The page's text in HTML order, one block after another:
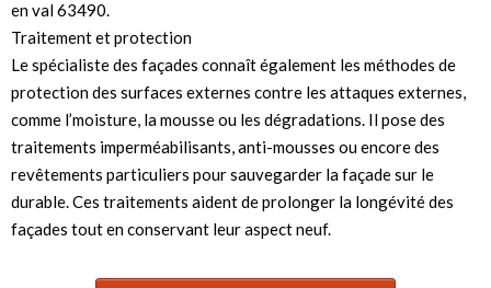
en val 63490.
Traitement et protection
Le spécialiste des façades connaît également les méthodes de
protection des surfaces externes contre les attaques externes,
comme l’moisture, la mousse ou les dégradations. Il pose des
traitements imperméabilisants, anti-mousses ou encore des
revêtements particuliers pour sauvegarder la façade sur le
durable. Ces traitements aident de prolonger la longévité des
façades tout en conservant leur aspect neuf.